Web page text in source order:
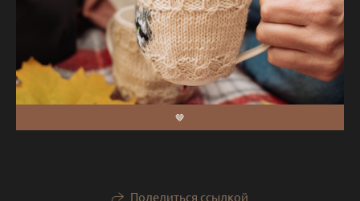
🤎
Поделиться ссылкой